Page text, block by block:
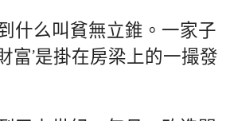
什么叫貧無立錐。一家子
富’是掛在房梁上的一撮發